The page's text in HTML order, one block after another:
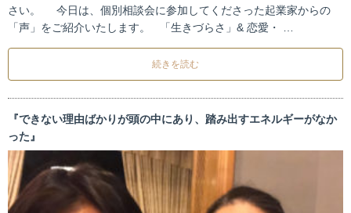
さい。 今日は、個別相談会に参加してくださった起業家からの
「声」をご紹介いたします。 「生きづらさ」& 恋愛・ …
続きを読む
『できない理由ばかりが頭の中にあり、踏み出すエネルギーがなか
った』